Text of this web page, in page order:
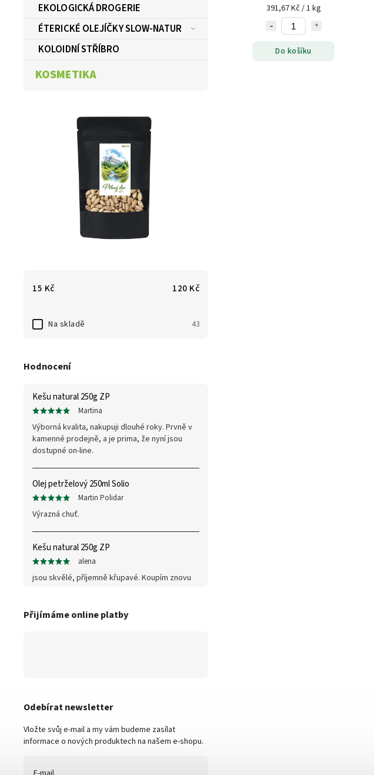
EKOLOGICKÁ DROGERIE
ÉTERICKÉ OLEJÍČKY SLOW-NATUR
KOLOIDNÍ STŘÍBRO
KOSMETIKA
15 Kč 120 Kč
Na skladě 43
Hodnocení
Kešu natural 250g ZP
Martina
Výborná kvalita, nakupuji dlouhé roky. Prvně v
kamenné prodejně, a je prima, že nyní jsou
dostupné on-line.
Olej petrželový 250ml Solio
Martin Polidar
Výrazná chuť.
Kešu natural 250g ZP
alena
jsou skvělé, příjemně křupavé. Koupím znovu
Přijímáme online platby
Odebírat newsletter
Vložte svůj e-mail a my vám budeme zasílat
informace o nových produktech na našem e-shopu.
391,67 Kč / 1 kg
Do košíku